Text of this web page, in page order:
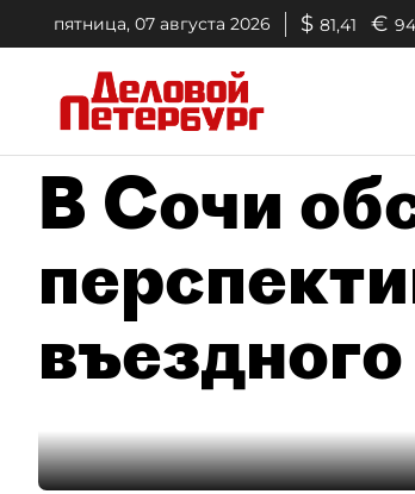
пятница, 07 августа 2026 $ 81,41 €
В Сочи